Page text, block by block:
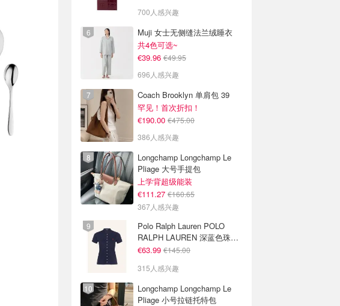
700人感兴趣
Muji 女士无侧缝法兰绒睡衣
共4色可选~
€39.96 €49.95
696人感兴趣
Coach Brooklyn 单肩包 39
罕见！首次折扣！
€190.00 €475.00
386人感兴趣
Longchamp Longchamp Le
Pliage 大号手提包
上学背超级能装
€111.27 €160.65
367人感兴趣
Polo Ralph Lauren POLO
RALPH LAUREN 深蓝色珠地
布 Polo衫
€63.99 €145.00
315人感兴趣
Longchamp Longchamp Le
Pliage 小号拉链托特包